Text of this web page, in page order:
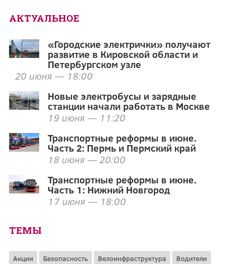
АКТУАЛЬНОЕ
«Городские электрички» получают
развитие в Кировской области и
Петербургском узле
20 июня — 18:00
Новые электробусы и зарядные
станции начали работать в Москве
19 июня — 11:20
Транспортные реформы в июне.
Часть 2: Пермь и Пермский край
18 июня — 20:00
Транспортные реформы в июне.
Часть 1: Нижний Новгород
17 июня — 18:00
ТЕМЫ
Акции Безопасность Велоинфраструктура Водители